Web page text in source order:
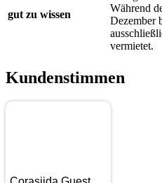
gut zu wissen
Während
Dezember
vermietet.
Kundenstimmen